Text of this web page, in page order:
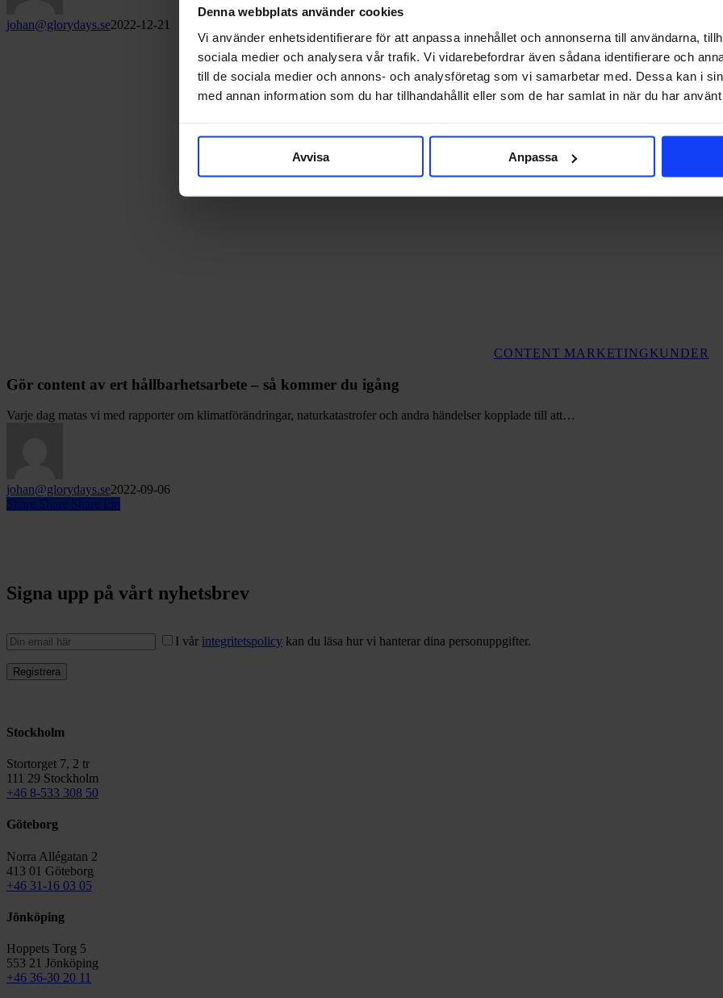
Denna webbplats använder cookies
Vi använder enhetsidentifierare för att anpassa innehållet och annonserna till användarna,
sociala medier och analysera vår trafik. Vi vidarebefordrar även sådana identifierare och
till de sociala medier och annons- och analysföretag som vi samarbetar med. Dessa kan i
med annan information som du har tillhandahållit eller som de har samlat in när du har
Avvisa Anpassa
johan@glorydays.se2022-12-21
CONTENT MARKETINGKUNDER
ert
Gör content av ert hållbarhetsarbete – så kommer du igång
Varje dag matas vi med rapporter om klimatförändringar, naturkatastrofer och andra händelser kopplade till att…
johan@glorydays.se2022-09-06
Signa upp på vårt nyhetsbrev
I vår integritetspolicy kan du läsa hur vi hanterar dina personuppgifter.
Stockholm
Stortorget 7, 2 tr
111 29 Stockholm
+46 8-533 308 50
Göteborg
Norra Allégatan 2
413 01 Göteborg
+46 31-16 03 05
Jönköping
Hoppets Torg 5
553 21 Jönköping
+46 36-30 20 11